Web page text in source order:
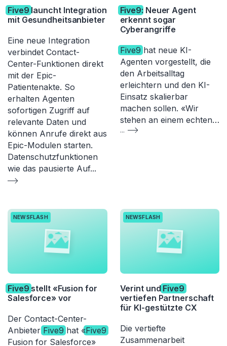
Five9 launcht Integration
mit Gesundheitsanbieter
Eine neue Integration
verbindet Contact-
Center-Funktionen direkt
mit der Epic-
Patientenakte. So
erhalten Agenten
sofortigen Zugriff auf
relevante Daten und
können Anrufe direkt aus
Epic-Modulen starten.
Datenschutzfunktionen
wie das pausierte Auf...
Five9: Neuer Agent
erkennt sogar
Cyberangriffe
Five9 hat neue KI-
Agenten vorgestellt, die
den Arbeitsalltag
erleichtern und den KI-
Einsatz skalierbar
machen sollen. «Wir
stehen an einem echten…
...
NEWSFLASH
Five9 stellt «Fusion for
Salesforce» vor
Der Contact-Center-
Anbieter Five9 hat «Five9
Fusion for Salesforce»
NEWSFLASH
Verint und Five9
vertiefen Partnerschaft
für KI-gestützte CX
Die vertiefte
Zusammenarbeit